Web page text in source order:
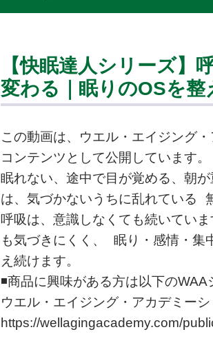
【快眠達人シリーズ】
変わる｜眠りのOSを整
この動画は、ウエル・エイジング
コンテンツとして公開しています。
眠れない、途中で目が覚める、朝
は、気づかないうちに乱れている
呼吸は、意識しなくても続いてい
も気づきにくく、 眠り・感情・集
え続けます。
◾️商品に興味がある方は以下の
ウエル・エイジング・アカデミー
https://wellagingacademy.com/